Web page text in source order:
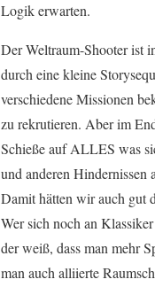
Logik erwarten.
Der Weltraum-Shooter ist
durch eine kleine
verschiedene Missionen
zu rekrutieren. Aber im
Schieße auf ALLES was
und anderen Hindernissen
Damit hätten wir auch gut
Wer sich noch an
der weiß, dass man mehr
man auch alliierte